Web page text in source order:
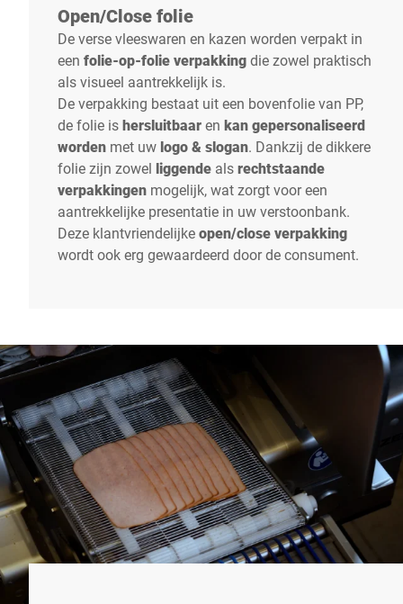
Open/Close folie
De verse vleeswaren en kazen worden verpakt in
een folie-op-folie verpakkingdie zowel praktisch
als visueel aantrekkelijk is.
De verpakking bestaat uit een bovenfolie van PP,
de folie ishersluitbaaren kan gepersonaliseerd
worden met uw logo & slogan. Dankzij de dikkere
folie zijn zowel liggende alsrechtstaande
verpakkingen mogelijk, wat zorgt voor een
aantrekkelijke presentatie in uw verstoonbank.
Deze klantvriendelijkeopen/close verpakking
wordt ook erg gewaardeerd door de consument.